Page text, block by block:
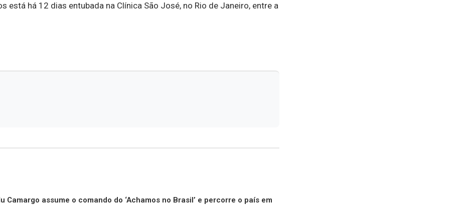
está há 12 dias entubada na Clínica São José, no Rio de Janeiro, entre a
Camargo assume o comando do ‘Achamos no Brasil’ e percorre o país em